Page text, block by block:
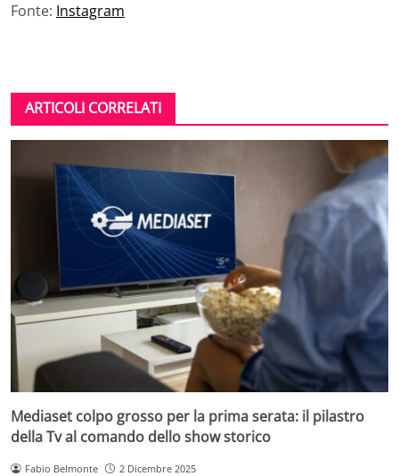
Fonte: Instagram
ARTICOLI CORRELATI
Mediaset colpo grosso per la prima serata: il pilastro
della Tv al comando dello show storico
Fabio Belmonte 2 Dicembre 2025